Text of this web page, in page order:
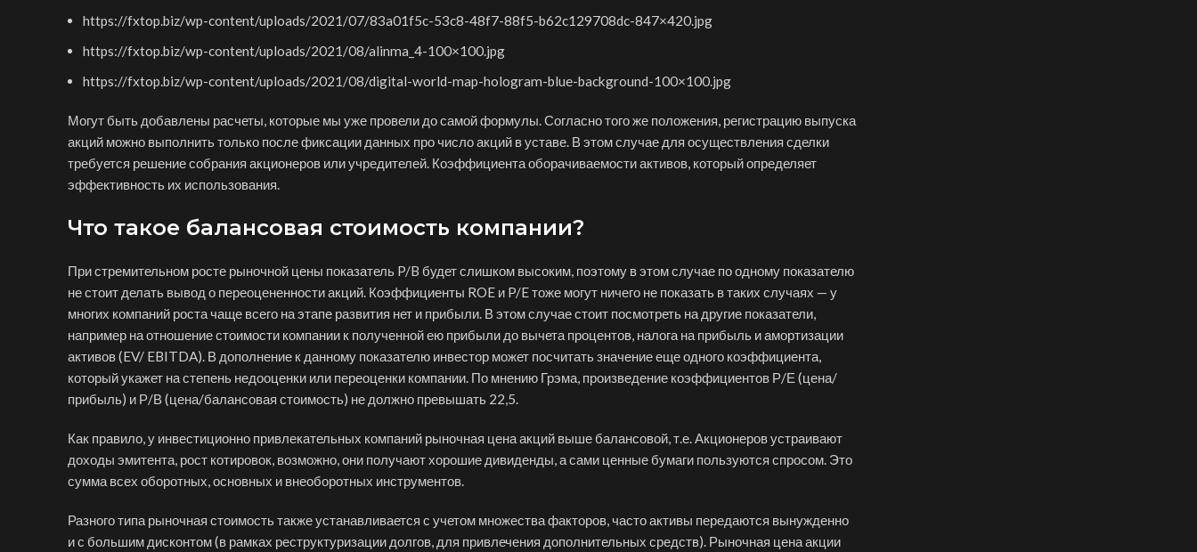
https://fxtop.biz/wp-content/uploads/2021/07/83a01f5c-53c8-48f7-88f5-b62c129708dc-847×420.jpg
https://fxtop.biz/wp-content/uploads/2021/08/alinma_4-100×100.jpg
https://fxtop.biz/wp-content/uploads/2021/08/digital-world-map-hologram-blue-background-100×100.jpg
Могут быть добавлены расчеты, которые мы уже провели до самой формулы. Согласно того же положения, регистрацию выпуска
акций можно выполнить только после фиксации данных про число акций в уставе. В этом случае для осуществления сделки
требуется решение собрания акционеров или учредителей. Коэффициента оборачиваемости активов, который определяет
эффективность их использования.
Что такое балансовая стоимость компании?
При стремительном росте рыночной цены показатель P/B будет слишком высоким, поэтому в этом случае по одному показателю
не стоит делать вывод о переоцененности акций. Коэффициенты ROE и P/E тоже могут ничего не показать в таких случаях — у
многих компаний роста чаще всего на этапе развития нет и прибыли. В этом случае стоит посмотреть на другие показатели,
например на отношение стоимости компании к полученной ею прибыли до вычета процентов, налога на прибыль и амортизации
активов (EV/ EBITDA). В дополнение к данному показателю инвестор может посчитать значение еще одного коэффициента,
который укажет на степень недооценки или переоценки компании. По мнению Грэма, произведение коэффициентов Р/Е (цена/
прибыль) и Р/В (цена/балансовая стоимость) не должно превышать 22,5.
Как правило, у инвестиционно привлекательных компаний рыночная цена акций выше балансовой, т.е. Акционеров устраивают
доходы эмитента, рост котировок, возможно, они получают хорошие дивиденды, а сами ценные бумаги пользуются спросом. Это
сумма всех оборотных, основных и внеоборотных инструментов.
Разного типа рыночная стоимость также устанавливается с учетом множества факторов, часто активы передаются вынужденно
и с большим дисконтом (в рамках реструктуризации долгов, для привлечения дополнительных средств). Рыночная цена акции